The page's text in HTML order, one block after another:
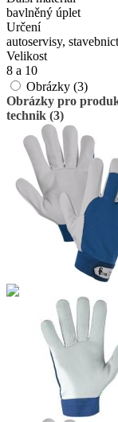
bavlněný úplet
Určení
autoservisy,
Velikost
8 a 10
Obrázky (3)
Obrázky pro
technik (3)